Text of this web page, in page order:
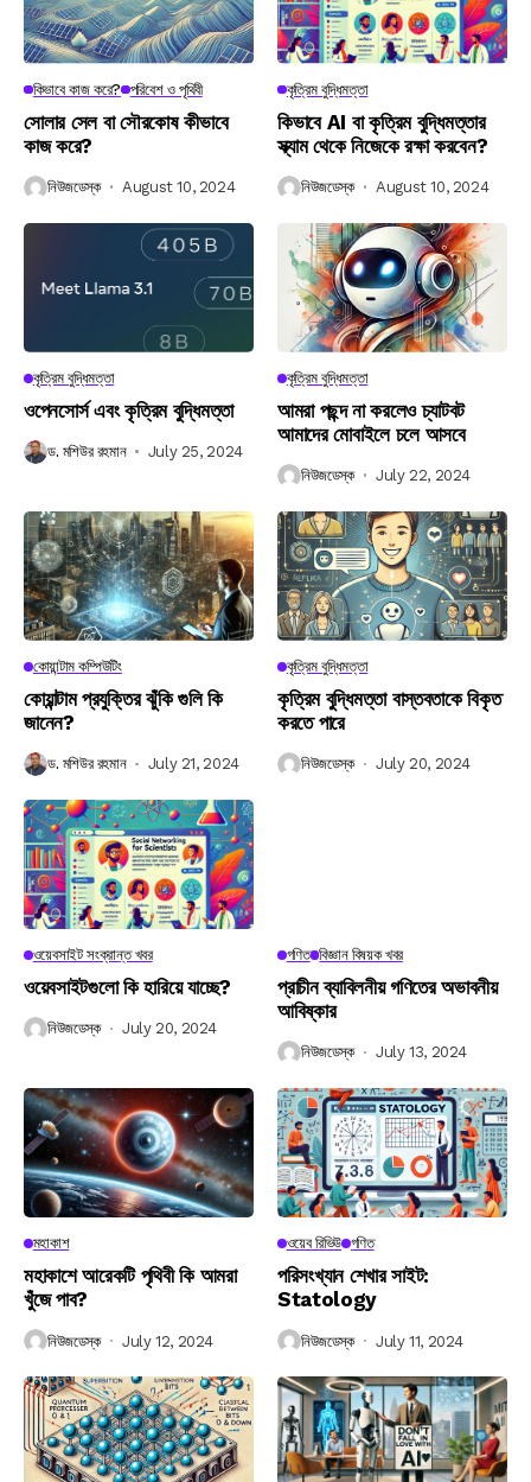
কিভাবে কাজ করে? পরিবেশ ও পৃথিবী
সোলার সেল বা সৌরকোষ কীভাবে
কাজ করে?
নিউজডেস্ক August 10, 2024
কৃত্রিম বুদ্ধিমত্তা
কিভাবে AI বা কৃত্রিম বুদ্ধিমত্তার
স্ক্যাম থেকে নিজেকে রক্ষা করবেন?
নিউজডেস্ক August 10, 2024
কৃত্রিম বুদ্ধিমত্তা
ওপেনসোর্স এবং কৃত্রিম বুদ্ধিমত্তা
ড. মশিউর রহমান July 25, 2024
কৃত্রিম বুদ্ধিমত্তা
আমরা পছন্দ না করলেও চ্যাটবট
আমাদের মোবাইলে চলে আসবে
নিউজডেস্ক July 22, 2024
কোয়ান্টাম কম্পিউটিং
কোয়ান্টাম প্রযুক্তির ঝুঁকি গুলি কি
জানেন?
ড. মশিউর রহমান July 21, 2024
কৃত্রিম বুদ্ধিমত্তা
কৃত্রিম বুদ্ধিমত্তা বাস্তবতাকে বিকৃত
করতে পারে
নিউজডেস্ক July 20, 2024
ওয়েবসাইট সংক্রান্ত খবর
ওয়েবসাইটগুলো কি হারিয়ে যাচ্ছে?
নিউজডেস্ক July 20, 2024
গণিত বিজ্ঞান বিষয়ক খবর
প্রাচীন ব্যাবিলনীয় গণিতের অভাবনীয়
আবিষ্কার
নিউজডেস্ক July 13, 2024
মহাকাশ
মহাকাশে আরেকটি পৃথিবী কি আমরা
খুঁজে পাব?
নিউজডেস্ক July 12, 2024
ওয়েব রিভিউ গণিত
পরিসংখ্যান শেখার সাইট:
Statology
নিউজডেস্ক July 11, 2024